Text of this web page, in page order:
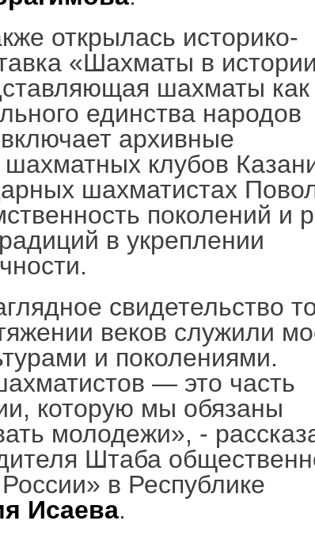
открылась историко-
«Шахматы в
шахматы как
единства народов
архивные
клубов
шахматистах
поколений и
в укреплении
свидетельство
веков служили
и поколениями.
— это часть
которую мы обязаны
молодежи», -
Штаба
в Республике
Исаева.